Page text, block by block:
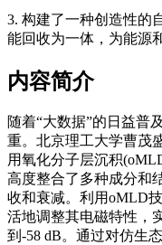
3. 构建了一种创造性的
能回收为一体，为能源
内容简介
随着“大数据”的日益普
重。北京理工大学曹茂
用氧化分子层沉积
高度整合了多种成分和
收和衰减。利用oMLD
活地调整其电磁特性，
到-58 dB。通过对仿生